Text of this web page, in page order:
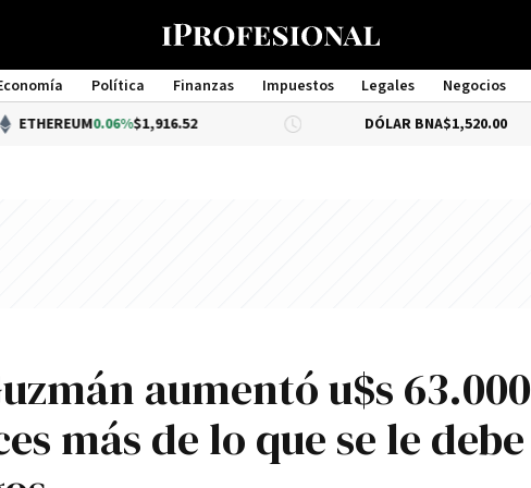
Política Finanzas Impuestos Legales Negocios
Management
0.06%$1,916.52 DÓLAR BNA $1,520.00
aumentó u$s 63.000
más de lo que se le